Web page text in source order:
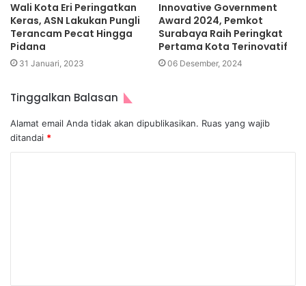
Wali Kota Eri Peringatkan
Keras, ASN Lakukan Pungli
Terancam Pecat Hingga
Pidana
31 Januari, 2023
Innovative Government
Award 2024, Pemkot
Surabaya Raih Peringkat
Pertama Kota Terinovatif
06 Desember, 2024
Tinggalkan Balasan
Alamat email Anda tidak akan dipublikasikan. Ruas yang wajib
ditandai *